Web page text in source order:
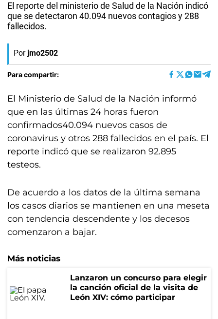
El reporte del ministerio de Salud de la Nación indicó
que se detectaron 40.094 nuevos contagios y 288
fallecidos.
Por jmo2502
Para compartir:
El Ministerio de Salud de la Nación informó
que en las últimas 24 horas fueron
confirmados40.094 nuevos casos de
coronavirus y otros 288 fallecidos en el país. El
reporte indicó que se realizaron 92.895
testeos.
De acuerdo a los datos de la última semana
los casos diarios se mantienen en una meseta
con tendencia descendente y los decesos
comenzaron a bajar.
Más noticias
Lanzaron un concurso para elegir
la canción oficial de la visita de
León XIV: cómo participar